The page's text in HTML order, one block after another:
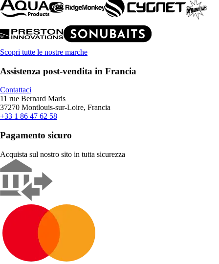
Scopri tutte le nostre marche
Assistenza post-vendita in Francia
Contattaci
11 rue Bernard Maris
37270 Montlouis-sur-Loire, Francia
+33 1 86 47 62 58
Pagamento sicuro
Acquista sul nostro sito in tutta sicurezza